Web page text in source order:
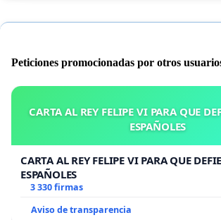
Peticiones promocionadas por otros
CARTA AL REY FELIPE VI PARA QUE
ESPAÑOLES
CARTA AL REY FELIPE VI PARA QUE
ESPAÑOLES
3 330 firmas
Aviso de transparencia